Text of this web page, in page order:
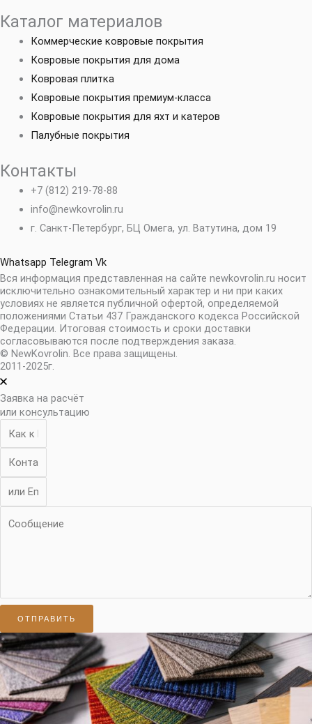
Каталог материалов
Коммерческие ковровые покрытия
Ковровые покрытия для дома
Ковровая плитка
Ковровые покрытия премиум-класса
Ковровые покрытия для яхт и катеров
Палубные покрытия
Контакты
+7 (812) 219-78-88
info@newkovrolin.ru
г. Санкт-Петербург, БЦ Омега, ул. Ватутина, дом 19
Whatsapp Telegram Vk
Вся информация представленная на сайте newkovrolin.ru носит
исключительно ознакомительный характер и ни при каких
условиях не является публичной офертой, определяемой
положениями Статьи 437 Гражданского кодекса Российской
Федерации. Итоговая стоимость и сроки доставки
согласовываются после подтверждения заказа.
© NewKovrolin. Все права защищены.
2011-2025г.
Заявка на расчёт
или консультацию
ОТПРАВИТЬ